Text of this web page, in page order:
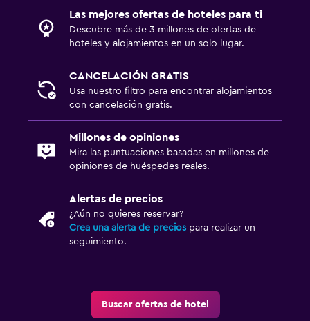
Las mejores ofertas de hoteles para ti
Descubre más de 3 millones de ofertas de
hoteles y alojamientos en un solo lugar.
CANCELACIÓN GRATIS
Usa nuestro filtro para encontrar alojamientos
con cancelación gratis.
Millones de opiniones
Mira las puntuaciones basadas en millones de
opiniones de huéspedes reales.
Alertas de precios
¿Aún no quieres reservar?
Crea una alerta de precios para realizar un
seguimiento.
Buscar ofertas de hotel